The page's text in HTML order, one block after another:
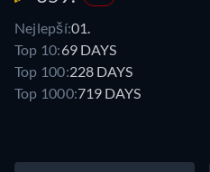
Nejlepší:01.
Top 10:69 DAYS
Top 100:228 DAYS
Top 1000:719 DAYS